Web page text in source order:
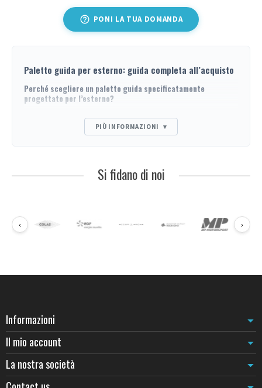
help_outline PONI LA TUA DOMANDA
Paletto guida per esterno: guida completa all’acquisto
Perché scegliere un paletto guida specificatamente
progettato per l’esterno?
interno. Tre fattori distinguono un’attrezzatura adatta alle
condizioni outdoor: la resistenza alla corrosione (materiali inox
kg per le zone riparate, fino a 25 kg per terrazze aperte o parcheggi
I diversi tipi di paletti guida per esterno
polietilene per cantieri, zone di lavori temporanei. Leggermente
colorato (arancione, rosso, bianco) per visibilità massima.
Paletto guida esterno inox
spazzolata o lucida a specchio, base pesante fissata al suolo con
PIÙ INFORMAZIONI ▾
Si fidano di noi
‹ ›
Informazioni
Il mio account
La nostra società